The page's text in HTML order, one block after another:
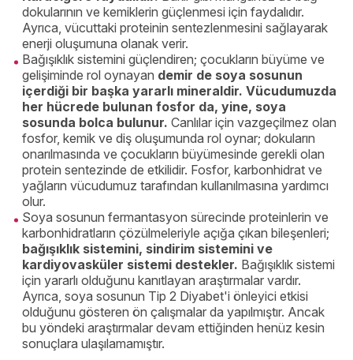
dokularının ve kemiklerin güçlenmesi için faydalıdır.
Ayrıca, vücuttaki proteinin sentezlenmesini sağlayarak
enerji oluşumuna olanak verir.
Bağışıklık sistemini güçlendiren; çocukların büyüme ve
gelişiminde rol oynayan demir de soya sosunun
içerdiği bir başka yararlı mineraldir. Vücudumuzda
her hücrede bulunan fosfor da, yine, soya
sosunda bolca bulunur. Canlılar için vazgeçilmez olan
fosfor, kemik ve diş oluşumunda rol oynar; dokuların
onarılmasında ve çocukların büyümesinde gerekli olan
protein sentezinde de etkilidir. Fosfor, karbonhidrat ve
yağların vücudumuz tarafından kullanılmasına yardımcı
olur.
Soya sosunun fermantasyon sürecinde proteinlerin ve
karbonhidratların çözülmeleriyle açığa çıkan bileşenleri;
bağışıklık sistemini, sindirim sistemini ve
kardiyovasküler sistemi destekler. Bağışıklık sistemi
için yararlı olduğunu kanıtlayan araştırmalar vardır.
Ayrıca, soya sosunun Tip 2 Diyabet'i önleyici etkisi
olduğunu gösteren ön çalışmalar da yapılmıştır. Ancak
bu yöndeki araştırmalar devam ettiğinden henüz kesin
sonuçlara ulaşılamamıştır.